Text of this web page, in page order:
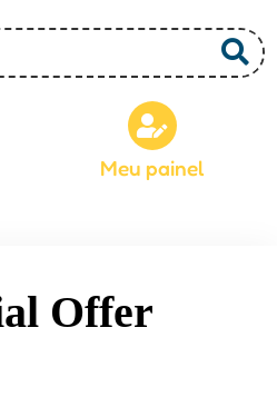
Meu painel
Offer